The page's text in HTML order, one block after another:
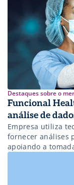
Destaques sobre o
Funcional
análise de
Empresa utiliza
fornecer análises
apoiando a